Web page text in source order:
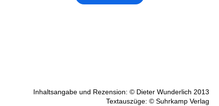
Inhaltsangabe und Rezension: © Dieter Wunderlich 2013
Textauszüge: © Suhrkamp Verlag